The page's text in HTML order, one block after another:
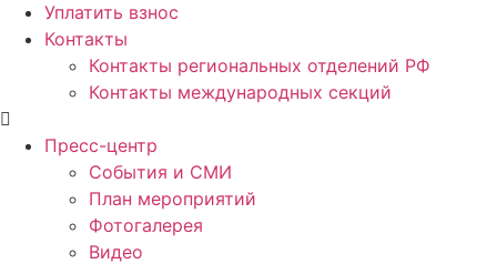
Уплатить взнос
Контакты
Контакты региональных отделений РФ
Контакты международных секций
Пресс-центр
События и СМИ
План мероприятий
Фотогалерея
Видео